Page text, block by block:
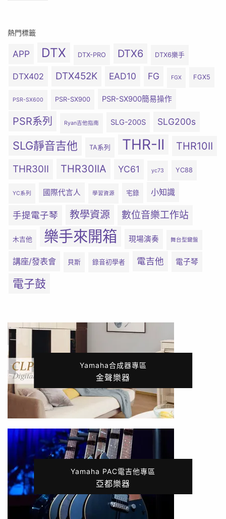
熱門標籤
APP DTX DTX-PRO DTX6 DTX6樂手
DTX402 DTX452K EAD10 FG FGX FGX5
PSR-SX600 PSR-SX900 PSR-SX900簡易操作
PSR系列 Ryan吉他指南 SLG-200S SLG200s
SLG靜音吉他 TA系列 THR-II THR10II
THR30II THR30IIA YC61 yc73 YC88
YC系列 國際代言人 學習資源 宅錄 小知識
手提電子琴 教學資源 數位音樂工作站
木吉他 樂手來開箱 現場演奏 舞台型鍵盤
講座/發表會 貝斯 錄音初學者 電吉他 電子琴
電子鼓
Yamaha合成器專區
金聲樂器
Yamaha PAC電吉他專區
亞都樂器